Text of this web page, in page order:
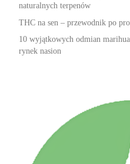
naturalnych terpenów
THC na sen – przewodnik po
10 wyjątkowych odmian
rynek nasion